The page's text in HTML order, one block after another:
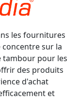
les fournitures
sur la
pour les
des produits
d'achat
et